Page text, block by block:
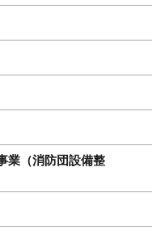
業（消防団設備整